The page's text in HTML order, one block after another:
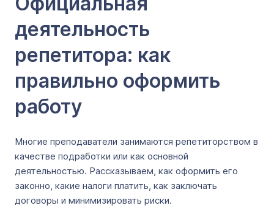
деятельность
репетитора: как
правильно оформить
работу
Многие преподаватели занимаются репетиторством в
качестве подработки или как основной
деятельностью. Рассказываем, как оформить его
законно, какие налоги платить, как заключать
договоры и минимизировать риски.